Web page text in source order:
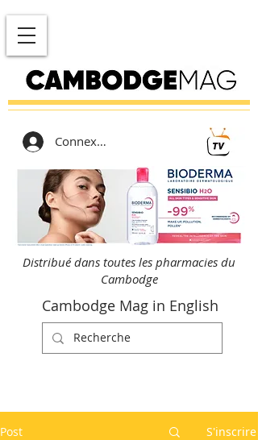
Connexion
Distribué dans toutes les pharmacies du
Cambodge
Cambodge Mag in English
Post S'inscrire